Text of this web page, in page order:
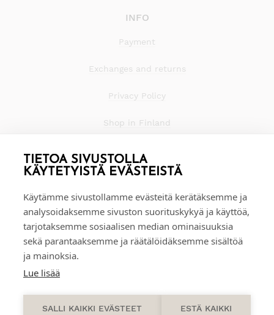
TIETOA SIVUSTOLLA
KÄYTETYISTÄ EVÄSTEISTÄ
Käytämme sivustollamme evästeitä kerätäksemme ja
analysoidaksemme sivuston suorituskykyä ja käyttöä,
tarjotaksemme sosiaalisen median ominaisuuksia
sekä parantaaksemme ja räätälöidäksemme sisältöä
ja mainoksia.
Lue lisää
SALLI KAIKKI EVÄSTEET ESTÄ KAIKKI
INFO
Payment
Exchanges and returns
Privacy Policy
Shop in Finland